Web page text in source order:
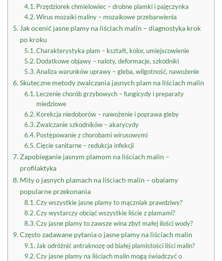
Przędziorek chmielowiec – drobne plamki i pajęczynka
Wirus mozaiki maliny – mozaikowe przebarwienia
Jak ocenić jasne plamy na liściach malin – diagnostyka krok
po kroku
Charakterystyka plam – kształt, kolor, umiejscowienie
Dodatkowe objawy – naloty, deformacje, szkodniki
Analiza warunków uprawy – gleba, wilgotność, nawożenie
Skuteczne metody zwalczania jasnych plam na liściach malin
Leczenie chorób grzybowych – fungicydy i preparaty
miedziowe
Korekcja niedoborów – nawożenie i poprawa gleby
Zwalczanie szkodników – akarycydy
Postępowanie z chorobami wirusowymi
Cięcie sanitarne – redukcja infekcji
Zapobieganie jasnym plamom na liściach malin –
profilaktyka
Mity o jasnych plamach na liściach malin – obalamy
popularne przekonania
Czy wszystkie jasne plamy to mączniak prawdziwy?
Czy wystarczy obciąć wszystkie liście z plamami?
Czy jasne plamy to zawsze wina zbyt małej ilości wody?
Często zadawane pytania o jasne plamy na liściach malin
Jak odróżnić antraknozę od białej plamistości liści malin?
Czy jasne plamy na liściach malin mogą świadczyć o